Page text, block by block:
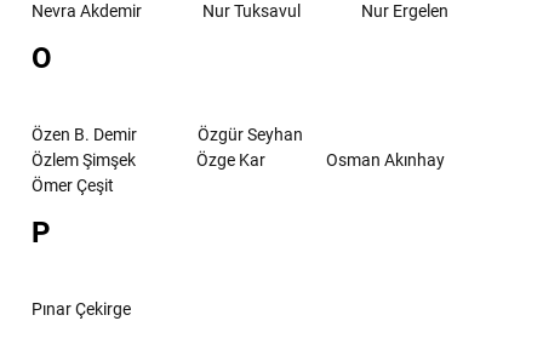
Nevra Akdemir Nur Tuksavul Nur Ergelen
O
Özen B. Demir
Özgür Seyhan
Özlem Şimşek
Özge Kar
Osman Akınhay
Ömer Çeşit
P
Pınar Çekirge